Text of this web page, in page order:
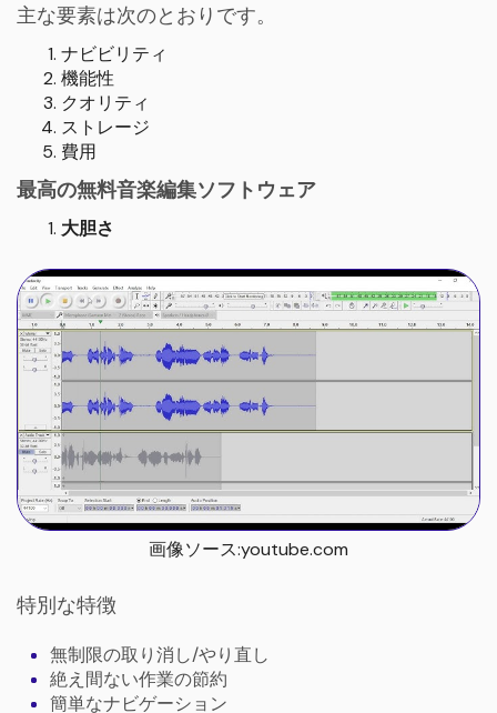
主な要素は次のとおりです。
ナビビリティ
機能性
クオリティ
ストレージ
費用
最高の無料音楽編集ソフトウェア
大胆さ
画像ソース:youtube.com
特別な特徴
無制限の取り消し/やり直し
絶え間ない作業の節約
簡単なナビゲーション